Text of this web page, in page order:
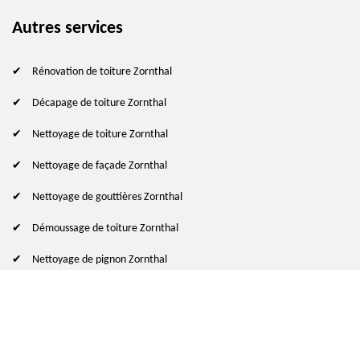
Autres services
Rénovation de toiture Zornthal
Décapage de toiture Zornthal
Nettoyage de toiture Zornthal
Nettoyage de façade Zornthal
Nettoyage de gouttières Zornthal
Démoussage de toiture Zornthal
Nettoyage de pignon Zornthal